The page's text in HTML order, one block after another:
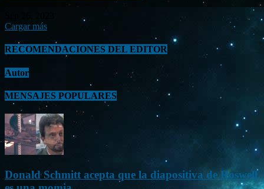
Cargar más
RECOMENDACIONES DEL EDITOR
Autor
MENSAJES POPULARES
Donald Schmitt acepta que la diapositiva de Roswell